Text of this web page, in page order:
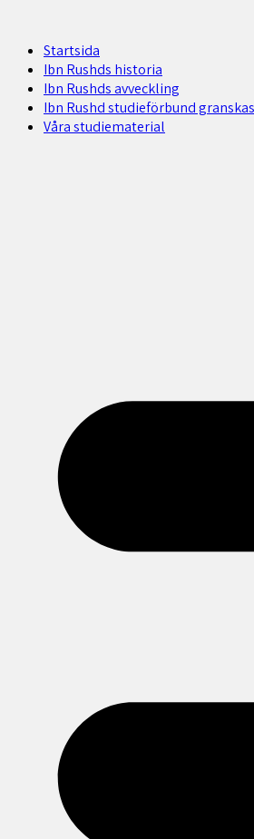
Startsida
Ibn Rushds historia
Ibn Rushds avveckling
Ibn Rushd studieförbund granskas​
Våra studiematerial